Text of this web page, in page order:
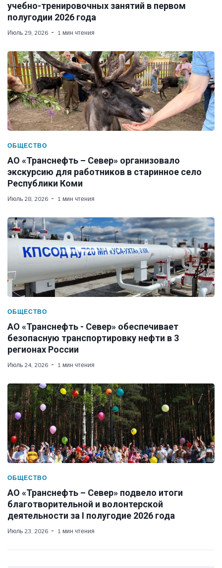
учебно-тренировочных занятий в первом
полугодии 2026 года
Июль 29, 2026 1 мин чтения
ОБЩЕСТВО
АО «Транснефть – Север» организовало
экскурсию для работников в старинное село
Республики Коми
Июль 28, 2026 1 мин чтения
ОБЩЕСТВО
АО «Транснефть - Север» обеспечивает
безопасную транспортировку нефти в 3
регионах России
Июль 24, 2026 1 мин чтения
ОБЩЕСТВО
АО «Транснефть – Север» подвело итоги
благотворительной и волонтерской
деятельности за I полугодие 2026 года
Июль 23, 2026 1 мин чтения